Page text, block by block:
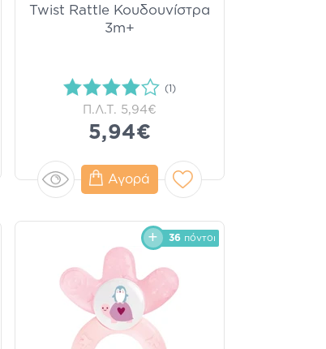
Twist Rattle Κουδουνίστρα
3m+
(1)
Π.Λ.Τ. 5,94€
5,94€
Αγορά
36πόντοι